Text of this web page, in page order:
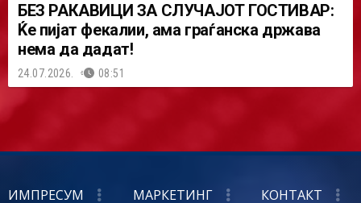
БЕЗ РАКАВИЦИ ЗА СЛУЧАЈОТ ГОСТИВАР:
Ќе пијат фекалии, ама граѓанска држава
нема да дадат!
24.07.2026. 08:51
ИМПРЕСУМ МАРКЕТИНГ КОНТАКТ